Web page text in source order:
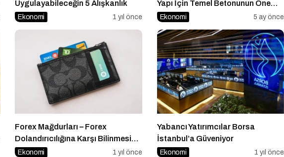
Uygulayabileceğin 5 Alışkanlık
Ekonomi 1 yıl önce
Yapı İçin Temel Betonunun Önemi
Nedir?
Ekonomi 5 ay önce
Forex Mağdurları – Forex
Dolandırıcılığına Karşı Bilinmesi
Gerekenler
Ekonomi 1 yıl önce
Yabancı Yatırımcılar Borsa
İstanbul’a Güveniyor
Ekonomi 1 yıl önce